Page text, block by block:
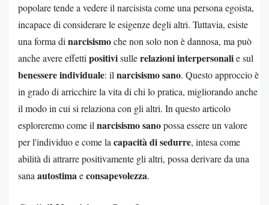
popolare tende a vedere il narcisista come una persona egoista,
incapace di considerare le esigenze degli altri. Tuttavia, esiste
una forma dinarcisismoche non solo non è dannosa, ma può
anche avere effettipositivisullerelazioni interpersonalie sul
benessere individuale: ilnarcisismo sano. Questo approccio è
in grado di arricchire la vita di chi lo pratica, migliorando anche
il modo in cui si relaziona con gli altri. In questo articolo
esploreremo come ilnarcisismo sanopossa essere un valore
per l'individuo e come lacapacità di sedurre, intesa come
abilità di attrarre positivamente gli altri, possa derivare da una
sanaautostimaeconsapevolezza.